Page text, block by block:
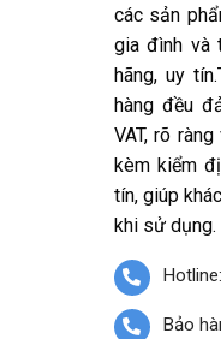
các sản
gia đình và
hãng, uy
hàng đều
VAT, rõ
kèm kiểm
tín, giúp
khi sử dụng.
Bảo